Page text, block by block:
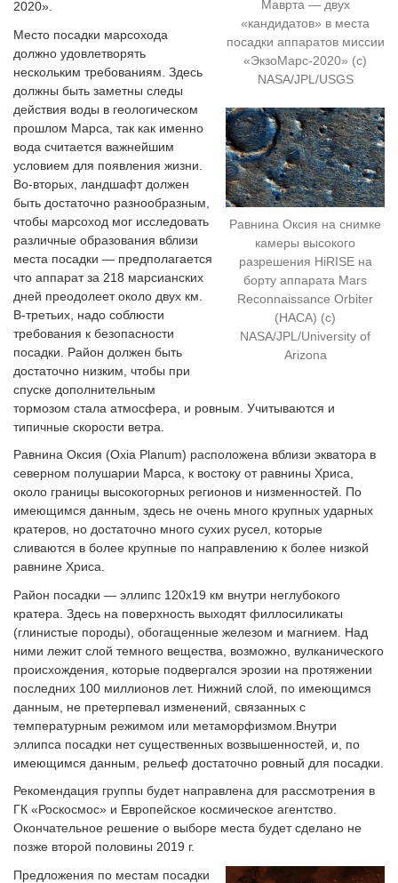
Маврта — двух
«кандидатов» в места
посадки аппаратов миссии
«ЭкзоМарс-2020» (c)
NASA/JPL/USGS
Равнина Оксия на снимке
камеры высокого
разрешения HiRISE на
борту аппарата Mars
Reconnaissance Orbiter
(НАСА) (с)
NASA/JPL/University of
Arizona
2020».
Место посадки марсохода
должно удовлетворять
нескольким требованиям. Здесь
должны быть заметны следы
действия воды в геологическом
прошлом Марса, так как именно
вода считается важнейшим
условием для появления жизни.
Во-вторых, ландшафт должен
быть достаточно разнообразным,
чтобы марсоход мог исследовать
различные образования вблизи
места посадки — предполагается
что аппарат за 218 марсианских
дней преодолеет около двух км.
В-третьих, надо соблюсти
требования к безопасности
посадки. Район должен быть
достаточно низким, чтобы при
спуске дополнительным
тормозом стала атмосфера, и ровным. Учитываются и
типичные скорости ветра.
Равнина Оксия (Oxia Planum) расположена вблизи экватора в
северном полушарии Марса, к востоку от равнины Хриса,
около границы высокогорных регионов и низменностей. По
имеющимся данным, здесь не очень много крупных ударных
кратеров, но достаточно много сухих русел, которые
сливаются в более крупные по направлению к более низкой
равнине Хриса.
Район посадки — эллипс 120х19 км внутри неглубокого
кратера. Здесь на поверхность выходят филлосиликаты
(глинистые породы), обогащенные железом и магнием. Над
ними лежит слой темного вещества, возможно, вулканического
происхождения, которые подвергался эрозии на протяжении
последних 100 миллионов лет. Нижний слой, по имеющимся
данным, не претерпевал изменений, связанных с
температурным режимом или метаморфизмом.Внутри
эллипса посадки нет существенных возвышенностей, и, по
имеющимся данным, рельеф достаточно ровный для посадки.
Рекомендация группы будет направлена для рассмотрения в
ГК «Роскосмос» и Европейское космическое агентство.
Окончательное решение о выборе места будет сделано не
позже второй половины 2019 г.
Предложения по местам посадки